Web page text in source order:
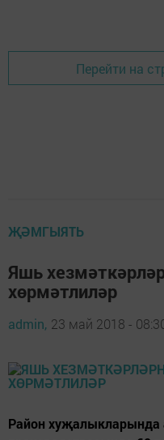
Перейти на
ҖӘМГЫЯТЬ
Яшь
хөрмәтлиләр
admin, 23 май 2018 -
Район